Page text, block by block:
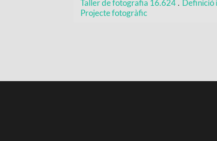
Taller de fotografia 16.624 . Definició
Projecte fotogràfic